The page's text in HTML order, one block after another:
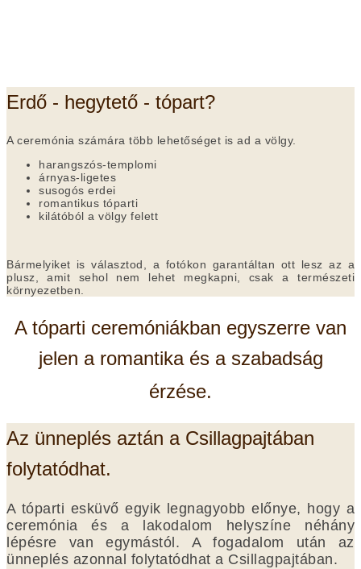
Erdő - hegytető - tópart?
A ceremónia számára több lehetőséget is ad a völgy.
harangszós-templomi
árnyas-ligetes
susogós erdei
romantikus tóparti
kilátóból a völgy felett
Bármelyiket is választod, a fotókon garantáltan ott lesz az a
plusz, amit sehol nem lehet megkapni, csak a természeti
környezetben.
A tóparti ceremóniákban egyszerre van
jelen a romantika és a szabadság
érzése.
Az ünneplés aztán a Csillagpajtában
folytatódhat.
A tóparti esküvő egyik legnagyobb előnye, hogy a
ceremónia és a lakodalom helyszíne néhány
lépésre van egymástól. A fogadalom után az
ünneplés azonnal folytatódhat a Csillagpajtában.